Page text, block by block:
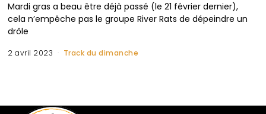
Mardi gras a beau être déjà passé (le 21 février dernier),
cela n’empêche pas le groupe River Rats de dépeindre un
drôle
2 avril 2023 Track du dimanche